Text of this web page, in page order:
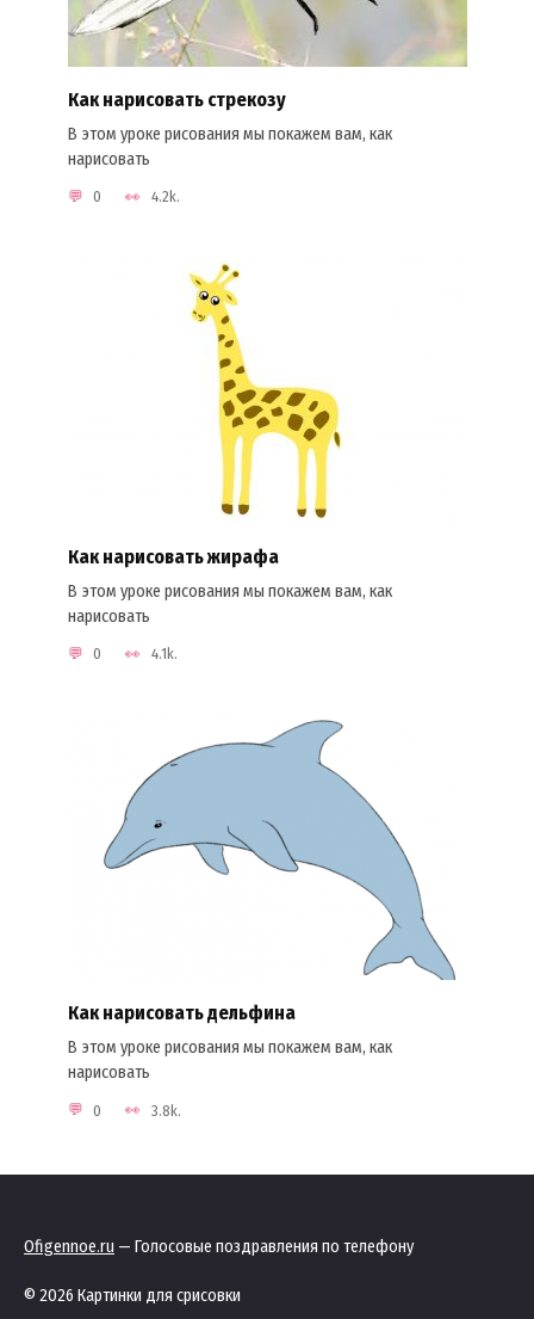
Как нарисовать стрекозу
В этом уроке рисования мы покажем вам, как
нарисовать
0 4.2k.
Как нарисовать жирафа
В этом уроке рисования мы покажем вам, как
нарисовать
0 4.1k.
Как нарисовать дельфина
В этом уроке рисования мы покажем вам, как
нарисовать
0 3.8k.
Ofigennoe.ru — Голосовые поздравления по телефону
© 2026 Картинки для срисовки